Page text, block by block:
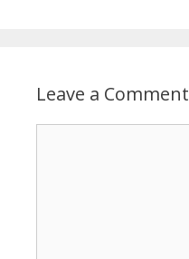
Leave a Comment